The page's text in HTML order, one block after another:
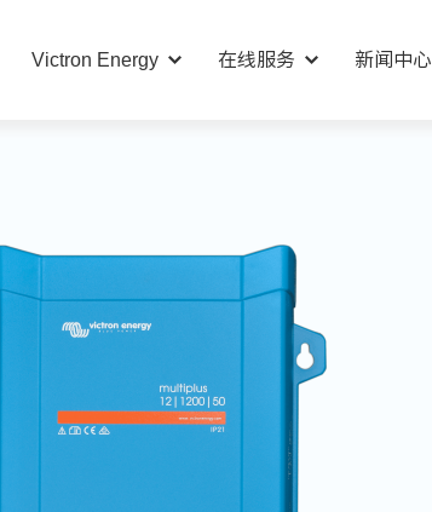
Victron Energy 在线服务 新闻中心